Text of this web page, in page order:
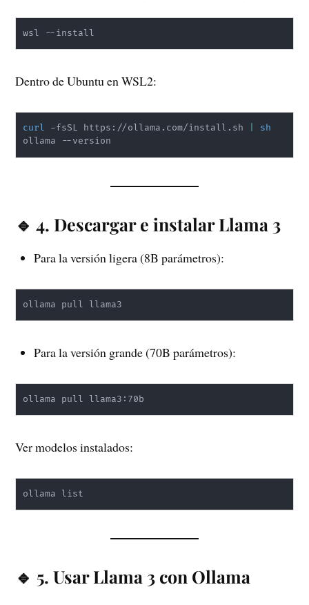
wsl --install
Dentro de Ubuntu en WSL2:
curl -fsSL https://ollama.com/install.sh
sh
ollama --version
🔹 4. Descargar e instalar Llama 3
Para la versión ligera (8B parámetros):
ollama pull llama3
Para la versión grande (70B parámetros):
ollama pull llama3:70b
Ver modelos instalados:
ollama list
🔹 5. Usar Llama 3 con Ollama